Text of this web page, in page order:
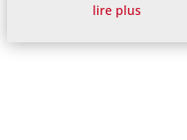
lire plus